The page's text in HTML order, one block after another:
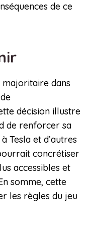
de ce
dans
décision illustre
de renforcer sa
Tesla et d’autres
concrétiser
accessibles et
somme, cette
les règles du jeu